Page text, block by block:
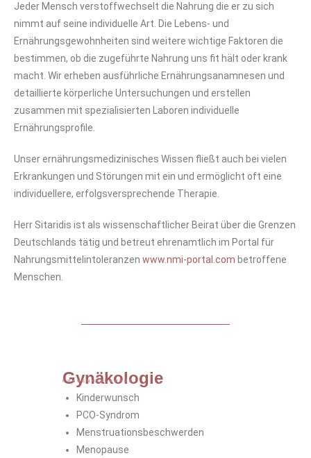
Jeder Mensch verstoffwechselt die Nahrung die er zu sich
nimmt auf seine individuelle Art. Die Lebens- und
Ernährungsgewohnheiten sind weitere wichtige Faktoren die
bestimmen, ob die zugeführte Nahrung uns fit hält oder krank
macht. Wir erheben ausführliche Ernährungsanamnesen und
detaillierte körperliche Untersuchungen und erstellen
zusammen mit spezialisierten Laboren individuelle
Ernährungsprofile.
Unser ernährungsmedizinisches Wissen fließt auch bei vielen
Erkrankungen und Störungen mit ein und ermöglicht oft eine
individuellere, erfolgsversprechende Therapie.
Herr Sitaridis ist als wissenschaftlicher Beirat über die Grenzen
Deutschlands tätig und betreut ehrenamtlich im Portal für
Nahrungsmittelintoleranzen www.nmi-portal.com betroffene
Menschen.
Gynäkologie
FRAUENHEILKUNDE
Kinderwunsch
PCO-Syndrom
Menstruationsbeschwerden
Menopause